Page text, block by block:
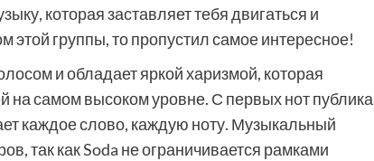
которая заставляет тебя двигаться и
этой группы, то пропустил самое интересное!
и обладает яркой харизмой, которая
на самом высоком уровне. С первых нот публика
каждое слово, каждую ноту. Музыкальный
так как Soda не ограничивается рамками